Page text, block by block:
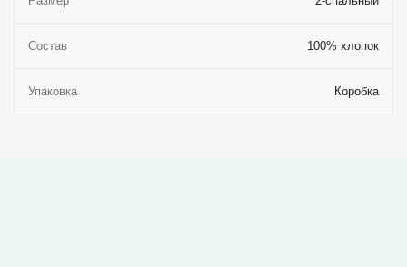
Состав 100% хлопок
Упаковка Коробка